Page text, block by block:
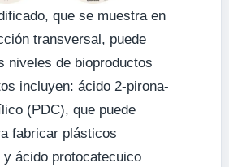
que se muestra en
transversal, puede
niveles de bioproductos
incluyen: ácido 2-pirona-
(PDC), que puede
fabricar plásticos
y ácido protocatecuico